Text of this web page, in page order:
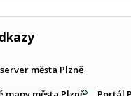
města Plzně